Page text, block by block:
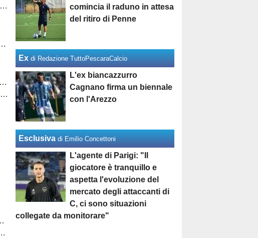
comincia il raduno in attesa
del ritiro di Penne
Ex di Redazione TuttoPescaraCalcio
L'ex biancazzurro
Cagnano firma un biennale
con l'Arezzo
Esclusiva di Emilio Concettoni
L'agente di Parigi: "Il
giocatore è tranquillo e
aspetta l'evoluzione del
mercato degli attaccanti di
C, ci sono situazioni
collegate da monitorare"